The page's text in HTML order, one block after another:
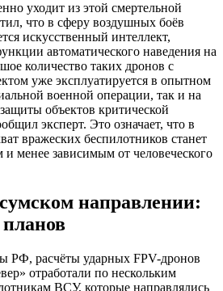
уходит из этой смертельной
что в сферу воздушных боёв
искусственный интеллект,
автоматического наведения на
количество таких дронов с
уже эксплуатируется в опытном
военной операции, так и на
объектов критической
эксперт. Это означает, что в
вражеских беспилотников станет
менее зависимым от человеческого
направлении:
расчёты ударных FPV-дронов
отработали по нескольким
ВСУ, которые направлялись